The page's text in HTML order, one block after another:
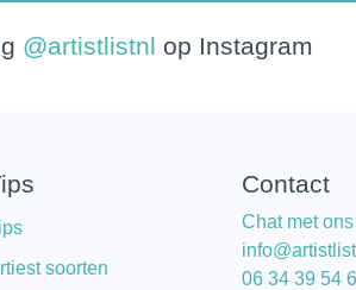
@artistlistnl op Instagram
soorten
Contact
Chat met ons
06 34 39 54